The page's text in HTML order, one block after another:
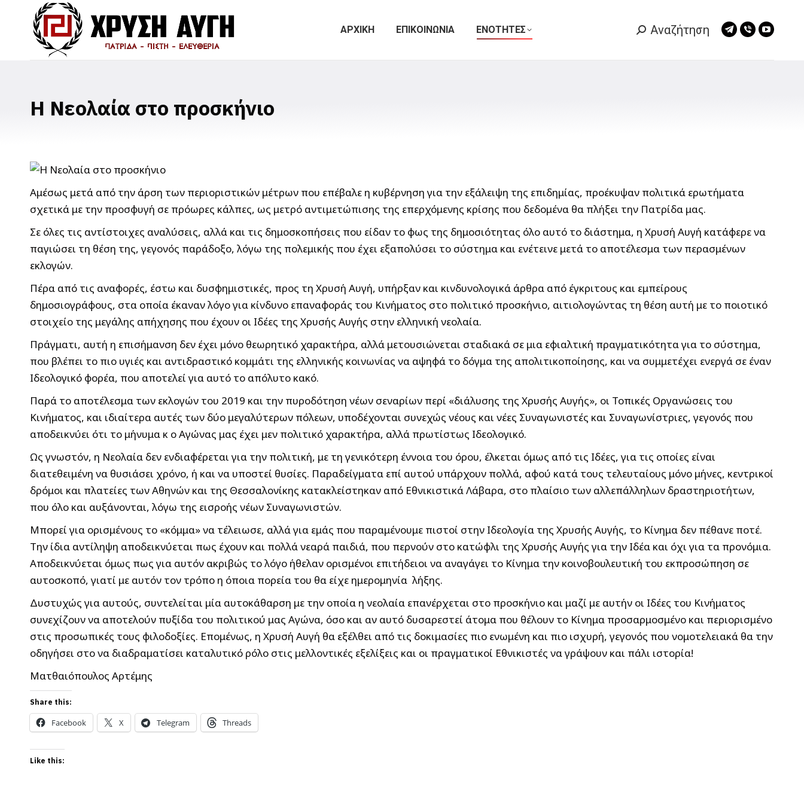
ΑΡΧΙΚΗ ΕΠΙΚΟΙΝΩΝΙΑ ΕΝΟΤΗΤΕΣ Search:
Αναζήτηση
Telegram
Viber
Η Νεολαία στο προσκήνιο
Αμέσως μετά από την άρση των περιοριστικών μέτρων που επέβαλε η κυβέρνηση για την εξάλειψη της επιδημίας, προέκυψαν πολιτικά ερωτήματα
σχετικά με την προσφυγή σε πρόωρες κάλπες, ως μετρό αντιμετώπισης της επερχόμενης κρίσης που δεδομένα θα πλήξει την Πατρίδα μας.
Σε όλες τις αντίστοιχες αναλύσεις, αλλά και τις δημοσκοπήσεις που είδαν το φως της δημοσιότητας όλο αυτό το διάστημα, η Χρυσή Αυγή κατάφερε να
παγιώσει τη θέση της, γεγονός παράδοξο, λόγω της πολεμικής που έχει εξαπολύσει το σύστημα και ενέτεινε μετά το αποτέλεσμα των περασμένων
εκλογών.
Πέρα από τις αναφορές, έστω και δυσφημιστικές, προς τη Χρυσή Αυγή, υπήρξαν και κινδυνολογικά άρθρα από έγκριτους και εμπείρους
δημοσιογράφους, στα οποία έκαναν λόγο για κίνδυνο επαναφοράς του Κινήματος στο πολιτικό προσκήνιο, αιτιολογώντας τη θέση αυτή με το ποιοτικό
στοιχείο της μεγάλης απήχησης που έχουν οι Ιδέες της Χρυσής Αυγής στην ελληνική νεολαία.
Πράγματι, αυτή η επισήμανση δεν έχει μόνο θεωρητικό χαρακτήρα, αλλά μετουσιώνεται σταδιακά σε μια εφιαλτική πραγματικότητα για το σύστημα,
που βλέπει το πιο υγιές και αντιδραστικό κομμάτι της ελληνικής κοινωνίας να αψηφά το δόγμα της απολιτικοποίησης, και να συμμετέχει ενεργά σε έναν
Ιδεολογικό φορέα, που αποτελεί για αυτό το απόλυτο κακό.
Παρά το αποτέλεσμα των εκλογών του 2019 και την πυροδότηση νέων σεναρίων περί «διάλυσης της Χρυσής Αυγής», οι Τοπικές Οργανώσεις του
Κινήματος, και ιδιαίτερα αυτές των δύο μεγαλύτερων πόλεων, υποδέχονται συνεχώς νέους και νέες Συναγωνιστές και Συναγωνίστριες, γεγονός που
αποδεικνύει ότι το μήνυμα κ ο Αγώνας μας έχει μεν πολιτικό χαρακτήρα, αλλά πρωτίστως Ιδεολογικό.
Ως γνωστόν, η Νεολαία δεν ενδιαφέρεται για την πολιτική, με τη γενικότερη έννοια του όρου, έλκεται όμως από τις Ιδέες, για τις οποίες είναι
διατεθειμένη να θυσιάσει χρόνο, ή και να υποστεί θυσίες. Παραδείγματα επί αυτού υπάρχουν πολλά, αφού κατά τους τελευταίους μόνο μήνες, κεντρικοί
δρόμοι και πλατείες των Αθηνών και της Θεσσαλονίκης κατακλείστηκαν από Εθνικιστικά Λάβαρα, στο πλαίσιο των αλλεπάλληλων δραστηριοτήτων,
που όλο και αυξάνονται, λόγω της εισροής νέων Συναγωνιστών.
Μπορεί για ορισμένους το «κόμμα» να τέλειωσε, αλλά για εμάς που παραμένουμε πιστοί στην Ιδεολογία της Χρυσής Αυγής, το Κίνημα δεν πέθανε ποτέ.
Την ίδια αντίληψη αποδεικνύεται πως έχουν και πολλά νεαρά παιδιά, που περνούν στο κατώφλι της Χρυσής Αυγής για την Ιδέα και όχι για τα προνόμια.
Αποδεικνύεται όμως πως για αυτόν ακριβώς το λόγο ήθελαν ορισμένοι επιτήδειοι να αναγάγει το Κίνημα την κοινοβουλευτική του εκπροσώπηση σε
αυτοσκοπό, γιατί με αυτόν τον τρόπο η όποια πορεία του θα είχε ημερομηνία λήξης.
Δυστυχώς για αυτούς, συντελείται μία αυτοκάθαρση με την οποία η νεολαία επανέρχεται στο προσκήνιο και μαζί με αυτήν οι Ιδέες του Κινήματος
συνεχίζουν να αποτελούν πυξίδα του πολιτικού μας Αγώνα, όσο και αν αυτό δυσαρεστεί άτομα που θέλουν το Κίνημα προσαρμοσμένο και περιορισμένο
στις προσωπικές τους φιλοδοξίες. Επομένως, η Χρυσή Αυγή θα εξέλθει από τις δοκιμασίες πιο ενωμένη και πιο ισχυρή, γεγονός που νομοτελειακά θα την
οδηγήσει στο να διαδραματίσει καταλυτικό ρόλο στις μελλοντικές εξελίξεις και οι πραγματικοί Εθνικιστές να γράψουν και πάλι ιστορία!
Ματθαιόπουλος Αρτέμης
Share this:
Facebook X Telegram Threads
Like this: